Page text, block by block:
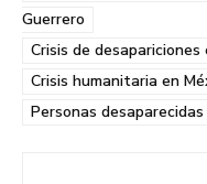
Guerrero
Crisis de desapariciones
Crisis humanitaria en
Personas